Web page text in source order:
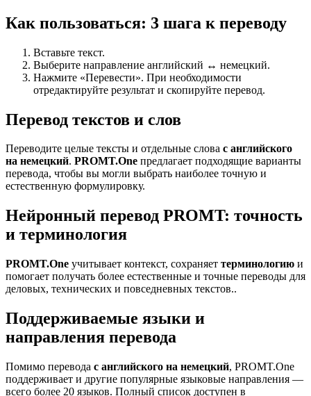
Как пользоваться: 3 шага к переводу
Вставьте текст.
Выберите направление английский ↔ немецкий.
Нажмите «Перевести». При необходимости
отредактируйте результат и скопируйте перевод.
Перевод текстов и слов
Переводите целые тексты и отдельные слова с английского
на немецкий. PROMT.One предлагает подходящие варианты
перевода, чтобы вы могли выбрать наиболее точную и
естественную формулировку.
Нейронный перевод PROMT: точность
и терминология
PROMT.One учитывает контекст, сохраняет терминологию и
помогает получать более естественные и точные переводы для
деловых, технических и повседневных текстов..
Поддерживаемые языки и
направления перевода
Помимо перевода с английского на немецкий, PROMT.One
поддерживает и другие популярные языковые направления —
всего более 20 языков. Полный список доступен в